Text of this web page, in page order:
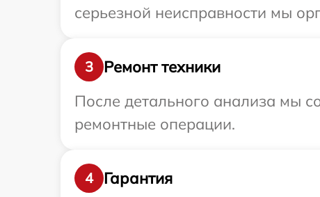
серьезной неисправности мы
3
Ремонт техники
После детального анализа мы
ремонтные операции.
4
Гарантия